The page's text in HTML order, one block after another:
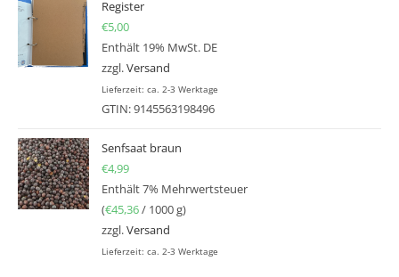
Register
€5,00
Enthält 19% MwSt. DE
zzgl.Versand
Lieferzeit: ca. 2-3 Werktage
GTIN: 9145563198496
Senfsaat braun
€4,99
Enthält 7% Mehrwertsteuer
(€45,36/ 1000 g)
zzgl.Versand
Lieferzeit: ca. 2-3 Werktage